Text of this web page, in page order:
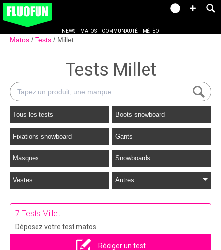
NEWS MATOS COMMUNAUTÉ MÉTÉO
Matos Tests Millet
Tests Millet
Tous les tests Boots snowboard
Fixations snowboard Gants
Masques Snowboards
Vestes Autres
7 Tests Millet.
Déposez votre test matos.
Rédiger un test